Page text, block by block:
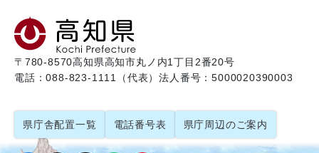
〒780-8570高知県高知市丸ノ内1丁目2番20号
電話：088-823-1111（代表）法人番号：5000020390003
県庁舎配置一覧 電話番号表 県庁周辺のご案内